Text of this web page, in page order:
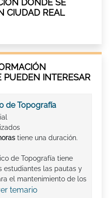
DÓNDE SE
CIUDAD REAL
PUEDEN INTERESAR
de Topografía
tiene una duración.
de Topografía tiene
estudiantes las pautas y
el mantenimiento de los
temario